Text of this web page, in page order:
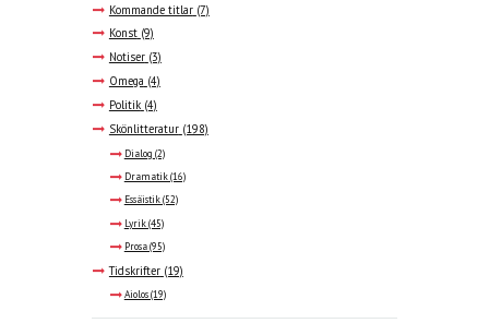
Kommande titlar (7)
Konst (9)
Notiser (3)
Omega (4)
Politik (4)
Skönlitteratur (198)
Dialog (2)
Dramatik(16)
Essäistik(52)
Lyrik(45)
Prosa(95)
Tidskrifter (19)
Aiolos(19)